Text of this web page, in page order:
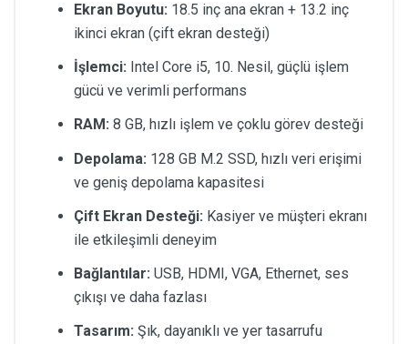
Ekran Boyutu: 18.5 inç ana ekran + 13.2 inç
ikinci ekran (çift ekran desteği)
İşlemci: Intel Core i5, 10. Nesil, güçlü işlem
gücü ve verimli performans
RAM: 8 GB, hızlı işlem ve çoklu görev desteği
Depolama: 128 GB M.2 SSD, hızlı veri erişimi
ve geniş depolama kapasitesi
Çift Ekran Desteği: Kasiyer ve müşteri ekranı
ile etkileşimli deneyim
Bağlantılar: USB, HDMI, VGA, Ethernet, ses
çıkışı ve daha fazlası
Tasarım: Şık, dayanıklı ve yer tasarrufu